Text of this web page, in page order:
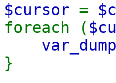
$cursor =
foreach (
var_dump
}